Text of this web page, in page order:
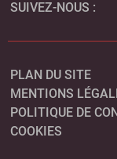
SUIVEZ-NOUS :
PLAN DU SITE
MENTIONS
POLITIQUE DE
COOKIES